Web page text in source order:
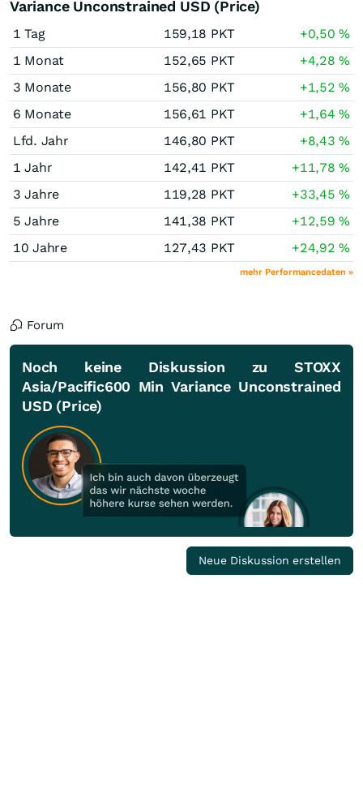
Variance Unconstrained USD (Price)
1 Tag 159,18 PKT +0,50%
1 Monat
152,65 PKT +4,28%
3 Monate
156,80 PKT +1,52%
6 Monate
156,61 PKT +1,64%
Lfd. Jahr
146,80 PKT +8,43%
1 Jahr
142,41 PKT +11,78%
3 Jahre
119,28 PKT +33,45%
5 Jahre
141,38 PKT +12,59%
10 Jahre
127,43 PKT +24,92%
mehr Performancedaten »
Forum
Noch keine Diskussion zu STOXX
Asia/Pacific600 Min Variance Unconstrained
USD (Price)
Neue Diskussion erstellen